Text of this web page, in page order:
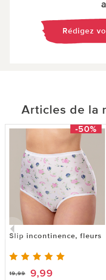
Rédigez
Articles de la
-50%
Slip incontinence, fleurs
19,99 9,99